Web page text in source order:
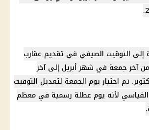
.
إلى التوقيت الصيفي في تقديم عقارب
من آخر جمعة في شهر أبريل إلى آخر
تم اختيار يوم الجمعة لتعديل التوقيت
لأنه يوم عطلة رسمية في معظم